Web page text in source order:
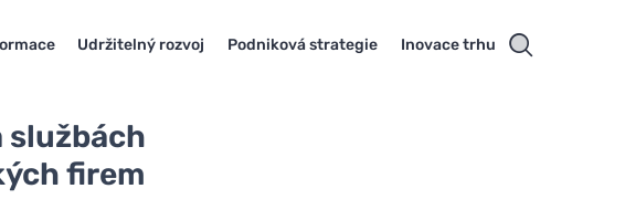
Udržitelný rozvoj Podniková strategie Inovace trhu
službách
firem